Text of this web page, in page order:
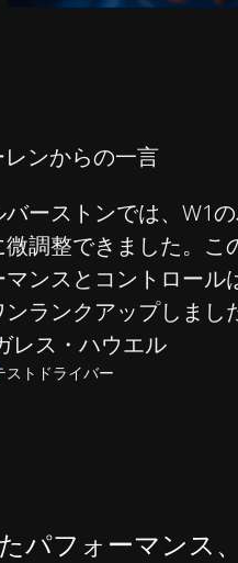
ンからの一言
バーストンでは、W1
微調整できました。こ
マンスとコントロール
ンランクアップしまし
レス・ハウエル
ストドライバー
パフォーマンス